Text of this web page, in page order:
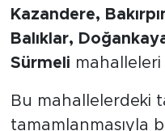
Kazandere,
Balıklar,
Sürmeli
Bu mahallelerdeki
tamamlanmasıyla